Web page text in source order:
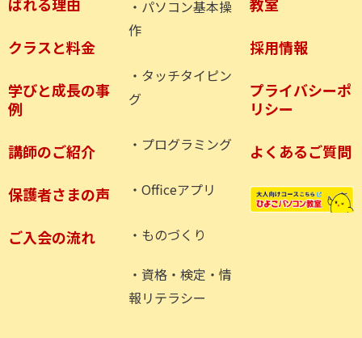
ばれる理由
クラスと料金
学びと成長の事
例
講師のご紹介
保護者さまの声
ご入会の流れ
・パソコン基本操
作
・タッチタイピン
グ
・プログラミング
・Officeアプリ
・ものづくり
・資格・検定・情
報リテラシー
教室
採用情報
プライバシーポ
リシー
よくあるご質問